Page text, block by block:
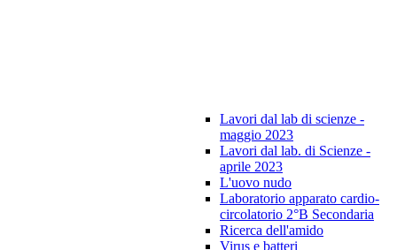
Lavori dal lab di scienze -
maggio 2023
Lavori dal lab. di Scienze -
aprile 2023
L'uovo nudo
Laboratorio apparato cardio-
circolatorio 2°B Secondaria
Ricerca dell'amido
Virus e batteri